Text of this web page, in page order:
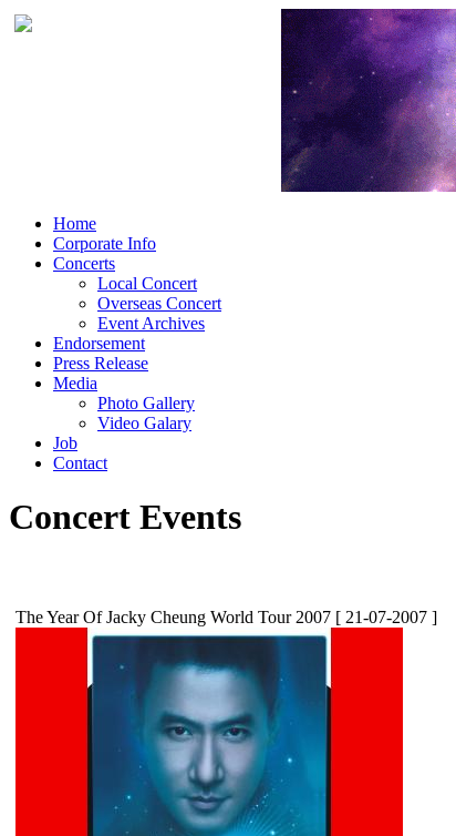
Home
Corporate Info
Concerts
Local Concert
Overseas Concert
Event Archives
Endorsement
Press Release
Media
Photo Gallery
Video Galary
Job
Contact
Concert Events
The Year Of Jacky Cheung World Tour 2007 [ 21-07-2007 ]